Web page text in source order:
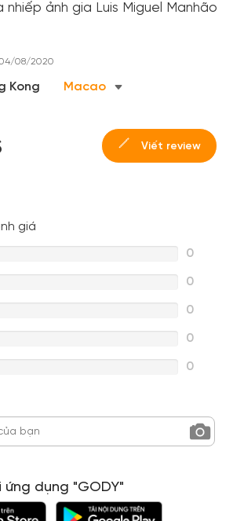
ảnh gia Luis Miguel Manhão
08/2020
Kong Macao
Viết review
giá
0
0
0
0
0
ứng dụng "GODY"
đãi!
thểnhận ngay các ưu đãi